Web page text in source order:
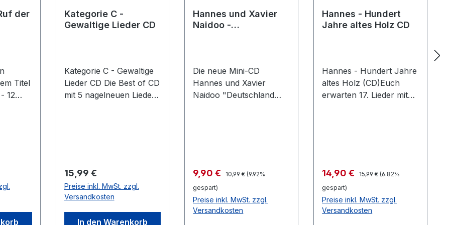
der
Titel
12
Kategorie C -
Gewaltige Lieder CD
Kategorie C - Gewaltige
Lieder CD Die Best of CD
mit 5 nagelneuen Liedern
Trackliste:01. Wir sind
wieder da02. Auf hoher
See03. 11304.
Verkauft05. Ein
Regulärer Preis:
15,99 €
Preise inkl. MwSt. zzgl.
Versandkosten
In den Warenkorb
Hannes und Xavier
Naidoo -
Die neue Mini-CD
Hannes und Xavier
Naidoo "Deutschland
hochwertigen Eco-
Pack.TITELLISTE:1.
Deutschland krempelt
die Ärmel hoch2. Wir
bleiben frei3.
Verkaufspreis:
9,90 € Regulärer Preis:
10,99 € (9.92%
gespart)
Preise inkl. MwSt. zzgl.
Versandkosten
Hannes - Hundert
Jahre altes Holz CD
Hannes - Hundert Jahre
altes Holz (CD)Euch
erwarten 17. Lieder mit
nach vorne 03. Keine
Rebellen 04. Seemann
05. Irgendwann06. Seid
ihr blind07. Es gibt kein
zurück08. Der letzte
Verkaufspreis:
14,90 € Regulärer Preis:
15,99 € (6.82%
gespart)
Preise inkl. MwSt. zzgl.
Versandkosten